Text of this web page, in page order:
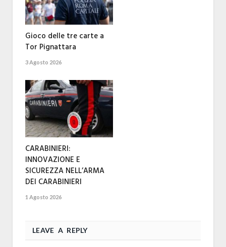
Gioco delle tre carte a
Tor Pignattara
3 Agosto 2026
CARABINIERI:
INNOVAZIONE E
SICUREZZA NELL’ARMA
DEI CARABINIERI
1 Agosto 2026
LEAVE A REPLY